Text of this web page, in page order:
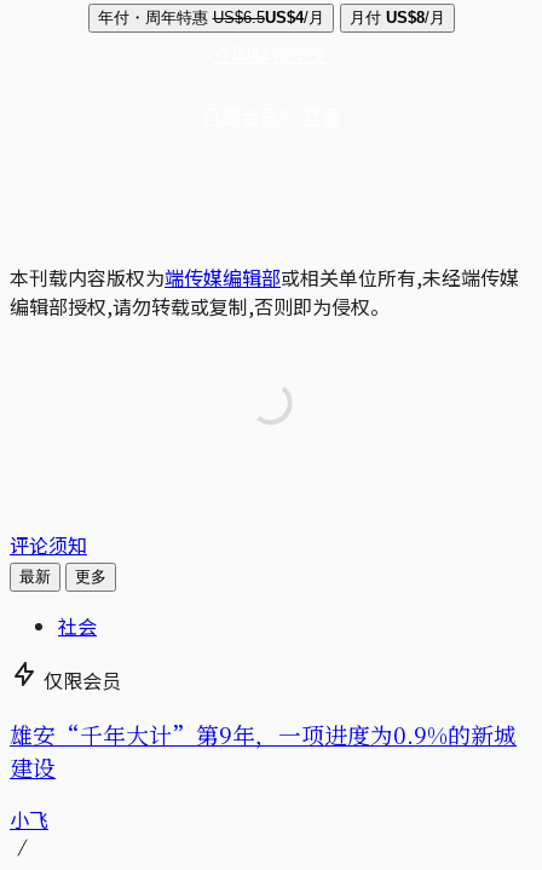
年付・周年特惠 US$6.5US$4/月 月付 US$8/月
本刊载内容版权为端传媒编辑部或相关单位所有,未经端传媒
编辑部授权,请勿转载或复制,否则即为侵权。
评论须知
最新 更多
社会
仅限会员
雄安“千年大计”第9年，一项进度为0.9%的新城
建设
小飞